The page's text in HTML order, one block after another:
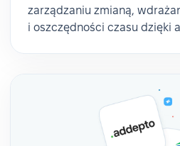
zarządzaniu zmianą,
i oszczędności czasu dzięki